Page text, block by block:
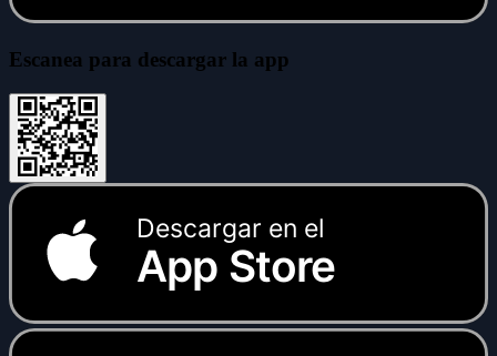
Escanea para descargar la app
Descargar en el
App Store